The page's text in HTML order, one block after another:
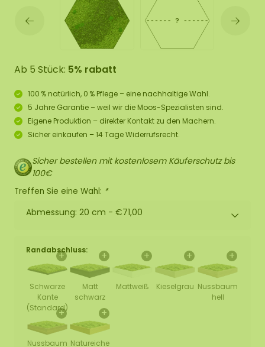
Ab 5 Stück: 5% rabatt
100 % natürlich, 0 % Pflege – eine nachhaltige Wahl.
5 Jahre Garantie – weil wir die Moos-Spezialisten sind.
Eigene Produktion – direkter Kontakt zu den Machern.
Sicher einkaufen – 14 Tage Widerrufsrecht.
Sicher bestellen mit kostenlosem Käuferschutz bis
100€
Treffen Sie eine Wahl: *
Abmessung: 20 cm - €71,00
Randabschluss:
+
Schwarze
Kante
(Standard)
+
Matt
schwarz
+
Mattweiß
+
Kieselgrau
+
Nussbaum
hell
+
Nussbaum
+
Natureiche